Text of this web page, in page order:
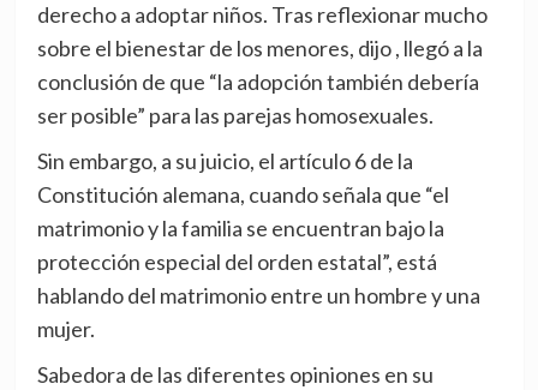
derecho a adoptar niños. Tras reflexionar mucho
sobre el bienestar de los menores, dijo , llegó a la
conclusión de que “la adopción también debería
ser posible” para las parejas homosexuales.
Sin embargo, a su juicio, el artículo 6 de la
Constitución alemana, cuando señala que “el
matrimonio y la familia se encuentran bajo la
protección especial del orden estatal”, está
hablando del matrimonio entre un hombre y una
mujer.
Sabedora de las diferentes opiniones en su